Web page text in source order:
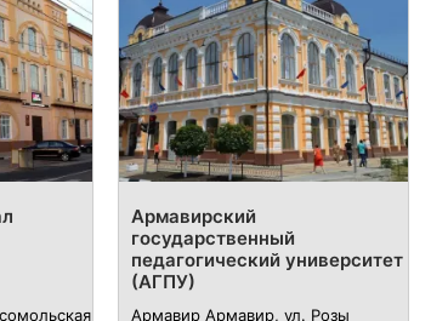
Армавирский
государственный
педагогический университет
(АГПУ)
Армавир Армавир, ул. Розы